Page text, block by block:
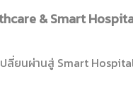
& Smart
ลี่ยนผ่านสู่ Smart